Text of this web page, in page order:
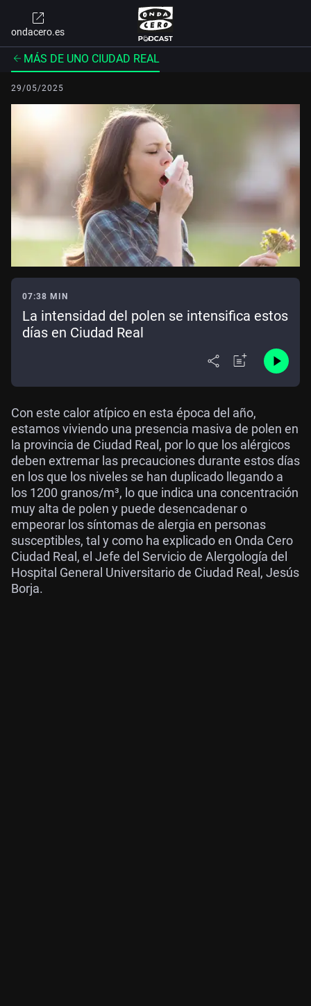
ondacero.es
MÁS DE UNO CIUDAD REAL
29/05/2025
07:38 MIN
La intensidad del polen se intensifica estos
días en Ciudad Real
Con este calor atípico en esta época del año,
estamos viviendo una presencia masiva de polen en
la provincia de Ciudad Real, por lo que los alérgicos
deben extremar las precauciones durante estos días
en los que los niveles se han duplicado llegando a
los 1200 granos/m³, lo que indica una concentración
muy alta de polen y puede desencadenar o
empeorar los síntomas de alergia en personas
susceptibles, tal y como ha explicado en Onda Cero
Ciudad Real, el Jefe del Servicio de Alergología del
Hospital General Universitario de Ciudad Real, Jesús
Borja.